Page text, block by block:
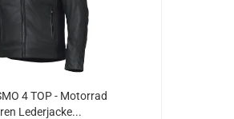
4 TOP - Motorrad
Lederjacke...